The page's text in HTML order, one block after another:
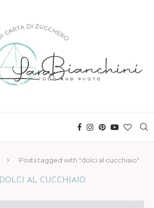
Posts tagged with "dolci al cucchiaio"
DOLCI AL CUCCHIAIO